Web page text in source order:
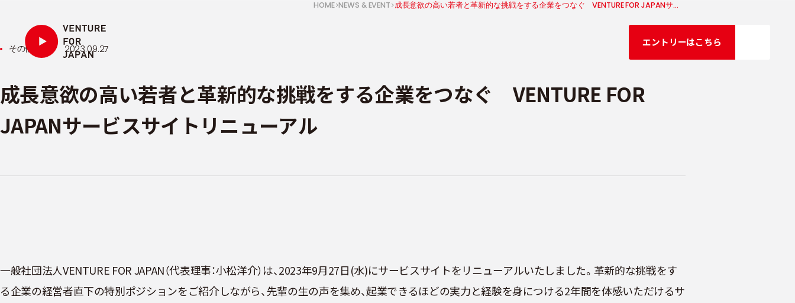
ニ
ュ
その他 投稿日: 2023.09.27
成長意欲の高い若者と革新的な挑戦をする企業をつなぐ VENTURE FOR
JAPANサービスサイトリニューアル
HOME NEWS & EVENT 成長意欲の高い若者と革新的な挑戦をする企業をつなぐ VENTURE FOR JAPANサービスサイトリニューアル
一般社団法人VENTURE FOR JAPAN（代表理事：小松洋介）は、2023年9月27日(水)にサービスサイトをリニューアルいたしました。革新的な挑戦をす
る企業の経営者直下の特別ポジションをご紹介しながら、先輩の生の声を集め、起業できるほどの実力と経験を身につける2年間を体感いただけるサ